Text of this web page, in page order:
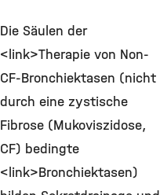
Die Säulen der
<link>Therapie von Non-
CF-Bronchiektasen (nicht
durch eine zystische
Fibrose (Mukoviszidose,
CF) bedingte
<link>Bronchiektasen)